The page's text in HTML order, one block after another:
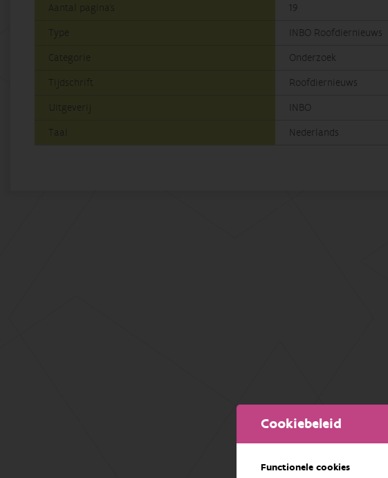
Cookiebeleid
Functionele cookies
Aantal pagina's
19
Type
INBO Roofdiernieuws
Categorie
Onderzoek
Tijdschrift
Roofdiernieuws
Uitgeverij
INBO
Taal
Nederlands